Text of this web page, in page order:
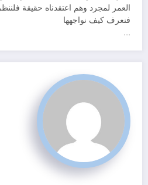
العمر لمجرد وهم اعتقدناه حقيقة
فنعرف كيف نواجهها
…